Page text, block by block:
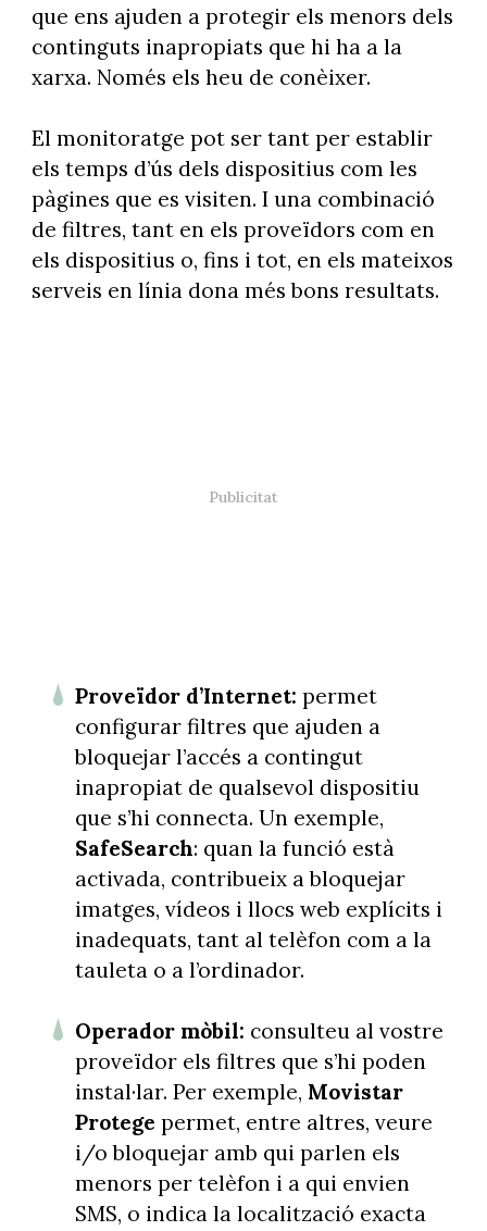
que ens ajuden a protegir els menors dels
continguts inapropiats que hi ha a la
xarxa. Només els heu de conèixer.
El monitoratge pot ser tant per establir
els temps d’ús dels dispositius com les
pàgines que es visiten. I una combinació
de filtres, tant en els proveïdors com en
els dispositius o, fins i tot, en els mateixos
serveis en línia dona més bons resultats.
Proveïdor d’Internet: permet
configurar filtres que ajuden a
bloquejar l’accés a contingut
inapropiat de qualsevol dispositiu
que s’hi connecta. Un exemple,
SafeSearch: quan la funció està
activada, contribueix a bloquejar
imatges, vídeos i llocs web explícits i
inadequats, tant al telèfon com a la
tauleta o a l’ordinador.
Operador mòbil: consulteu al vostre
proveïdor els filtres que s’hi poden
instal·lar. Per exemple, Movistar
Protege permet, entre altres, veure
i/o bloquejar amb qui parlen els
menors per telèfon i a qui envien
SMS, o indica la localització exacta